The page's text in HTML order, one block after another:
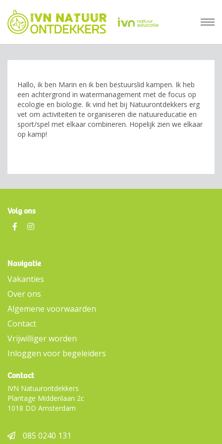
Hallo, ik ben Marin en ik ben bestuurslid kampen. Ik heb
een achtergrond in watermanagement met de focus op
ecologie en biologie. Ik vind het bij Natuurontdekkers erg
vet om activiteiten te organiseren die natuureducatie en
sport/spel met elkaar combineren. Hopelijk zien we elkaar
op kamp!
Volg ons
Navigatie
Vakanties
Over ons
Algemene voorwaarden
Contact
Vrijwilliger worden
Inloggen voor begeleiders
Contact
IVN Natuurontdekkers
Plantage Middenlaan 2c
1018 DD Amsterdam
085 0240 131